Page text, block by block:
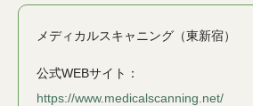
メディカルスキャニング（東新宿）
公式WEBサイト：
https://www.medicalscanning.net/